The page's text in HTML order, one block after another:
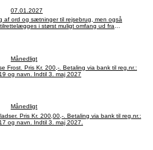
07.01.2027
af ord og sætninger til rejsebrug, men også
i størst muligt omfang ud fra
spansk ordforråd med minimum indøvelse
Månedligt
. Betaling via bank til reg.nr.:
6060 konto.nr.: 4496004. Anfør kode 619 og navn. Indtil 3. maj 2027
Månedligt
. Betaling via bank til reg.nr.:
6060 konto.nr.: 4496004. Anfør kode 617 og navn. Indtil 3. maj 2027.